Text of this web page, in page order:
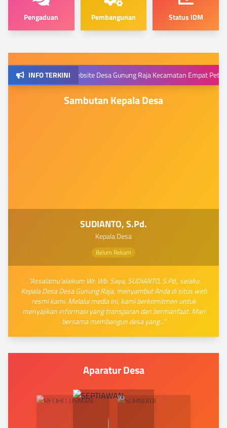
Pengaduan Pembangunan Status IDM
INFO TERKINI
datang di Website Desa Gunung Raja Kecamatan Empat Petulai
Sambutan Kepala Desa
SUDIANTO, S.Pd.
Kepala Desa
Belum Rekam
"Assalamu'alaikum Wr. Wb. Saya, SUDIANTO, S.Pd., selaku
Kepala Desa Desa Gunung Raja, menyambut Anda di situs web
resmi kami. Melalui media ini, kami berkomitmen untuk
menyajikan informasi yang transparan dan bermanfaat. Mari
bersama membangun desa yang..."
Aparatur Desa